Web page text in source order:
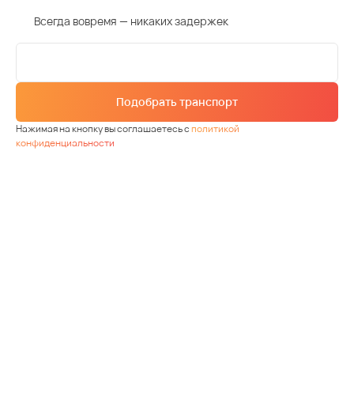
Всегда вовремя — никаких задержек
Подобрать транспорт
Нажимая на кнопку вы соглашаетесь сполитикой
конфиденциальности